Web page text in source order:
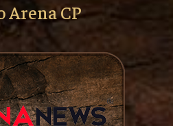
Arena CP